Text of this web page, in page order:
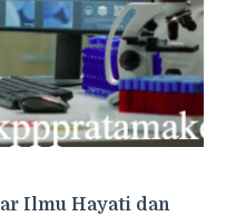
Ilmu Hayati dan